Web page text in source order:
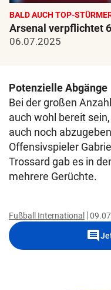
BALD AUCH TOP-
Arsenal verpflichtet
06.07.2025
Potenzielle Abgänge
Bei der großen
auch wohl bereit
auch noch
Offensivspieler
Trossard gab es in
mehrere Gerüchte.
Fußball International
comment